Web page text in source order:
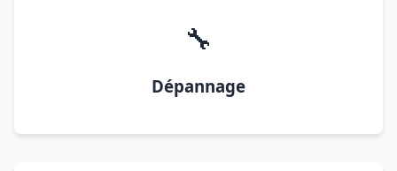
🔧
Dépannage